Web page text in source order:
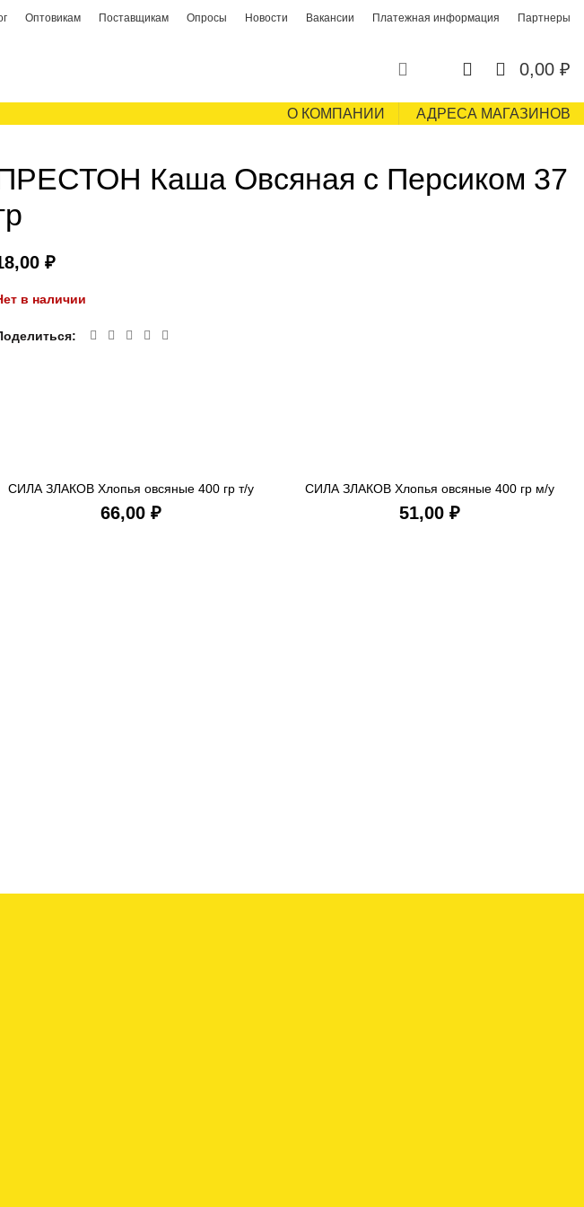
Оптовикам Поставщикам Опросы Новости Вакансии Платежная информация Партнеры
0,00 ₽
О КОМПАНИИ АДРЕСА МАГАЗИНОВ
Каша Овсяная с Персиком 37
₽
в наличии
В КОРЗИНУ
СИЛА ЗЛАКОВ Хлопья овсяные 400 гр т/у
₽
В КОРЗИНУ
СИЛА ЗЛАКОВ Хлопья овсяные 400 гр м/у
₽